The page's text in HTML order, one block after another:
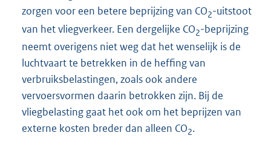
zorgen voor een betere beprijzing van CO2-uitstoot
van het vliegverkeer. Een dergelijke CO2-beprijzing
neemt overigens niet weg dat het wenselijk is de
luchtvaart te betrekken in de heffing van
verbruiksbelastingen, zoals ook andere
vervoersvormen daarin betrokken zijn. Bij de
vliegbelasting gaat het ook om het beprijzen van
externe kosten breder dan alleen CO2.